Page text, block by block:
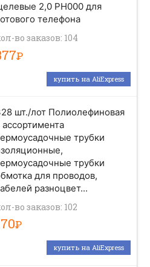
2,0 PH000 для
телефона
во заказов: 104
Р
купить на AliExpress
шт./лот Полиолефиновая
ассортимента
трубки
трубки
для проводов,
разноцвет...
во заказов: 102
Р
купить на AliExpress